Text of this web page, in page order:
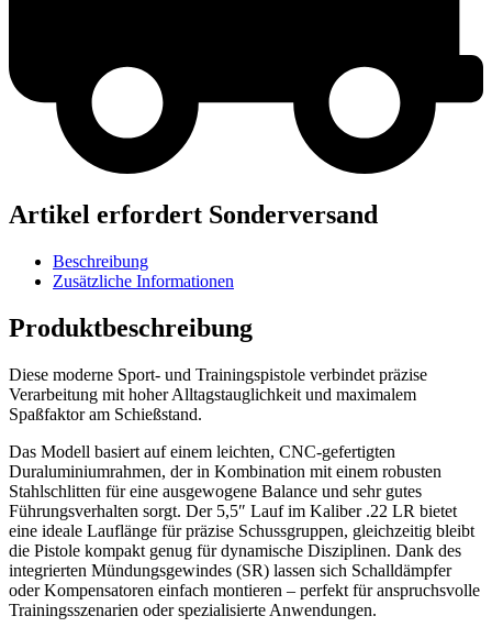
Artikel erfordert Sonderversand
Beschreibung
Zusätzliche Informationen
Produktbeschreibung
Diese moderne Sport- und Trainingspistole verbindet präzise
Verarbeitung mit hoher Alltagstauglichkeit und maximalem
Spaßfaktor am Schießstand.
Das Modell basiert auf einem leichten, CNC-gefertigten
Duraluminiumrahmen, der in Kombination mit einem robusten
Stahlschlitten für eine ausgewogene Balance und sehr gutes
Führungsverhalten sorgt. Der 5,5″ Lauf im Kaliber .22 LR bietet
eine ideale Lauflänge für präzise Schussgruppen, gleichzeitig bleibt
die Pistole kompakt genug für dynamische Disziplinen. Dank des
integrierten Mündungsgewindes (SR) lassen sich Schalldämpfer
oder Kompensatoren einfach montieren – perfekt für anspruchsvolle
Trainingsszenarien oder spezialisierte Anwendungen.